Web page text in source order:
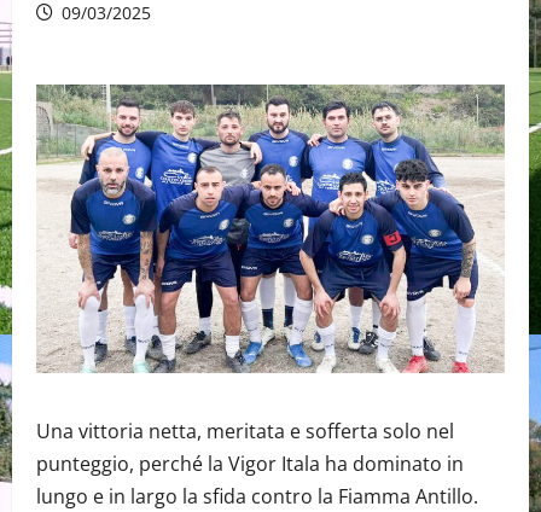
09/03/2025
Una vittoria netta, meritata e sofferta solo nel
punteggio, perché la Vigor Itala ha dominato in
lungo e in largo la sfida contro la Fiamma Antillo.